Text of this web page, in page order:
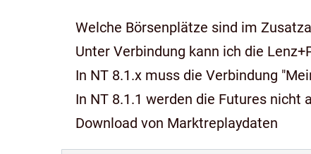
Welche Börsenplätze sind im
Unter Verbindung kann ich die
In NT 8.1.x muss die Verbindung
In NT 8.1.1 werden die Futures
Download von Marktreplaydaten